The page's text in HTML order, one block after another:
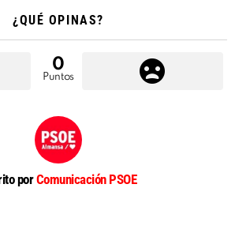
¿QUÉ OPINAS?
0
Puntos
porComunicación PSOE